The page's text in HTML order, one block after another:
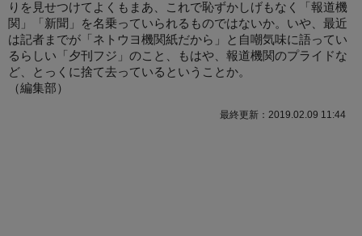
りを見せつけてよくもまあ、これで恥ずかしげもなく「報道機
関」「新聞」を名乗っていられるものではないか。いや、最近
は記者までが「ネトウヨ機関紙だから」と自嘲気味に語ってい
るらしい「夕刊フジ」のこと、もはや、報道機関のプライドな
ど、とっくに捨て去っているということか。
（編集部）
最終更新：2019.02.09 11:44